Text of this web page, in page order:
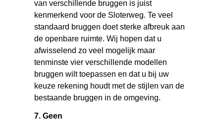
van verschillende bruggen is juist
kenmerkend voor de Sloterweg. Te veel
standaard bruggen doet sterke afbreuk aan
de openbare ruimte. Wij hopen dat u
afwisselend zo veel mogelijk maar
tenminste vier verschillende modellen
bruggen wilt toepassen en dat u bij uw
keuze rekening houdt met de stijlen van de
bestaande bruggen in de omgeving.
7. Geen